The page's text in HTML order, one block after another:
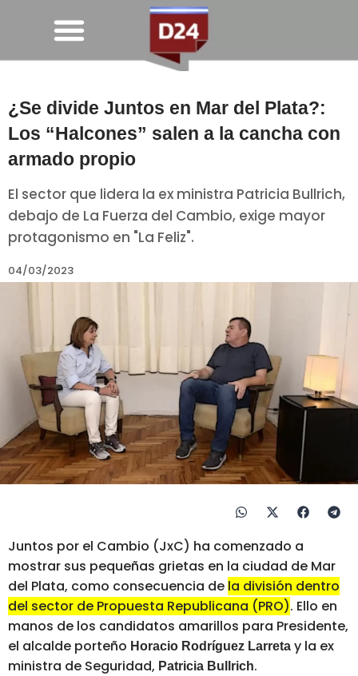
¿Se divide Juntos en Mar del Plata?:
Los “Halcones” salen a la cancha con
armado propio
El sector que lidera la ex ministra Patricia Bullrich,
debajo de La Fuerza del Cambio, exige mayor
protagonismo en "La Feliz".
04/03/2023
Juntos por el Cambio (JxC) ha comenzado a
mostrar sus pequeñas grietas en la ciudad de Mar
del Plata, como consecuencia de la división dentro
del sector de Propuesta Republicana (PRO). Ello en
manos de los candidatos amarillos para Presidente,
el alcalde porteño Horacio Rodríguez Larreta y la ex
ministra de Seguridad, Patricia Bullrich.